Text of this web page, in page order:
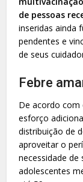
de pessoas
inseridas ainda
pendentes e
de seus
Febre
De acordo com
esforço
distribuição de
aproveitar o
necessidade de
adolescentes